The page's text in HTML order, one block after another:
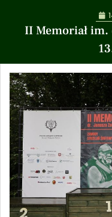
II Memoriał im.